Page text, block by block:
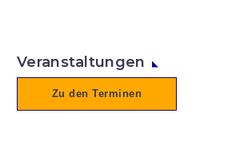
Veranstaltungen
Zu den Terminen